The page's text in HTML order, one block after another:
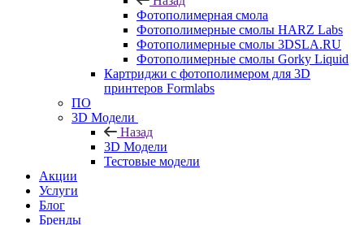
Фотополимерная смола
Фотополимерные смолы HARZ Labs
Фотополимерные смолы 3DSLA.RU
Фотополимерные смолы Gorky Liquid
Картриджи с фотополимером для 3D
принтеров Formlabs
ПО
3D Модели
Назад
3D Модели
Тестовые модели
Акции
Услуги
Блог
Бренды